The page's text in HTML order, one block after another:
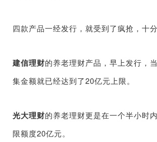
四款产品一经发行，就受到了疯抢，十分
建信理财的养老理财产品，早上发行，
集金额就已经达到了20亿元上限。
光大理财的养老理财更是在一个半小时
限额度20亿元。